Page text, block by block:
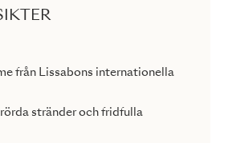
från Lissabons internationella
stränder och fridfulla